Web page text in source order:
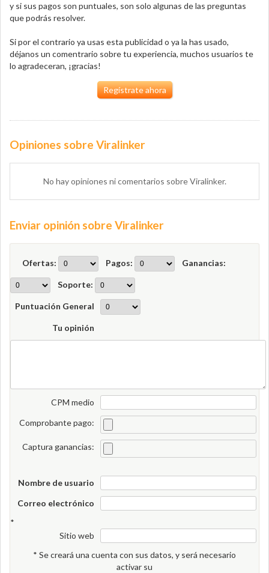
y si sus pagos son puntuales, son solo algunas de las preguntas
que podrás resolver.
Si por el contrario ya usas esta publicidad o ya la has usado,
déjanos un comentrario sobre tu experiencia, muchos usuarios te
lo agradeceran, ¡gracias!
Regístrate ahora
Opiniones sobre Viralinker
No hay opiniones ni comentarios sobre Viralinker.
Enviar opinión sobre Viralinker
Ofertas: Pagos: Ganancias:
Soporte:
Puntuación General
Tu opinión
CPM medio
Comprobante pago:
Captura ganancias:
Nombre de usuario
Correo electrónico
*
Sitio web
* Se creará una cuenta con sus datos, y será necesario
activar su